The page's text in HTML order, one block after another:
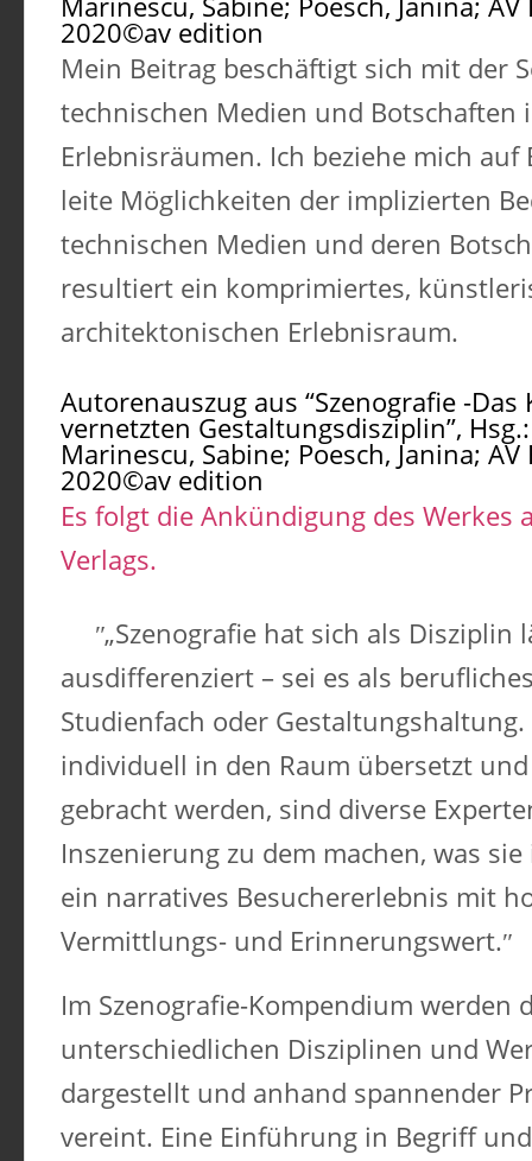
2020©av edition
Mein Beitrag beschäftigt sich mit der
technischen Medien und Botschaften
Erlebnisräumen. Ich beziehe mich auf
leite Möglichkeiten der implizierten
technischen Medien und deren
resultiert ein komprimiertes,
architektonischen Erlebnisraum.
Autorenauszug aus “Szenografie -
vernetzten Gestaltungsdisziplin”,
Marinescu, Sabine; Poesch, Janina;
2020©av edition
Es folgt die Ankündigung des Werkes
Verlags.
„Szenografie hat sich als
ausdifferenziert – sei es als
Studienfach oder Gestaltungshaltung.
individuell in den Raum übersetzt
gebracht werden, sind diverse
Inszenierung zu dem machen, was
ein narratives Besuchererlebnis mit
Vermittlungs- und Erinnerungswert.
Im Szenografie-Kompendium werden
unterschiedlichen Disziplinen und
dargestellt und anhand spannender
vereint. Eine Einführung in Begriff